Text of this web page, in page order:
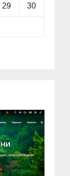
29 30